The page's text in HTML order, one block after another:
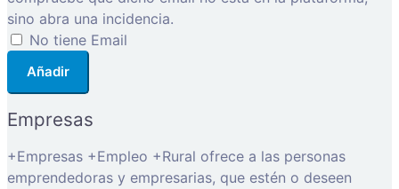
sino abra una incidencia.
No tiene Email
Añadir
Empresas
+Empresas +Empleo +Rural ofrece a las personas
emprendedoras y empresarias, que estén o deseen